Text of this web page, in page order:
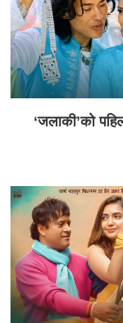
‘जलाकी’को